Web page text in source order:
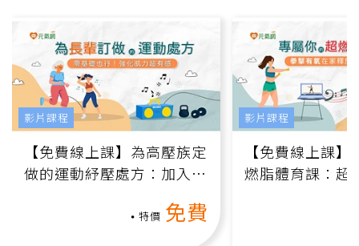
【免費線上課】為高壓族定
做的運動紓壓處方：加入行
特價 免費
影片課程
【免費線上課
燃脂體育課：超
影片課程